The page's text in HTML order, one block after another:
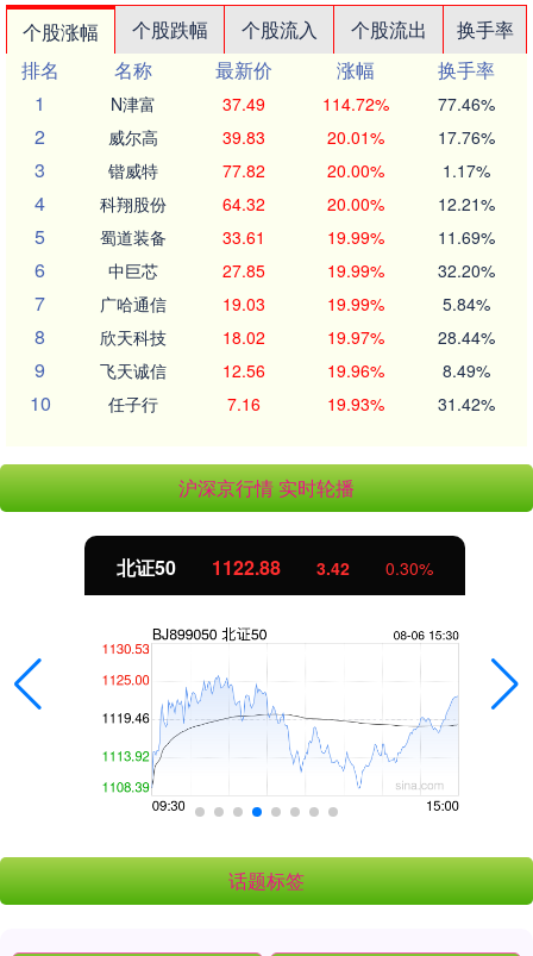
个股涨幅 个股跌幅 个股流入 个股流出
换手率
排名
名称 最新价 涨幅
换手率
1
N津富 37.49 114.72% 77.46%
2 威尔高 39.83 20.01% 17.76%
3 锴威特 77.82 20.00% 1.17%
4 科翔股份 64.32 20.00% 12.21%
5 蜀道装备 33.61 19.99% 11.69%
6 中巨芯 27.85 19.99% 32.20%
7 广哈通信 19.03 19.99% 5.84%
8 欣天科技 18.02 19.97% 28.44%
9 飞天诚信 12.56 19.96% 8.49%
10 任子行 7.16 19.93% 31.42%
沪深京行情 实时轮播
北证50 1122.88 3.42 0.30%
话题标签